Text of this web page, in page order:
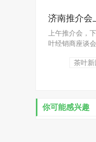
济南推介会
上午推介会，
叶经销商座谈
茶叶新
你可能感兴趣